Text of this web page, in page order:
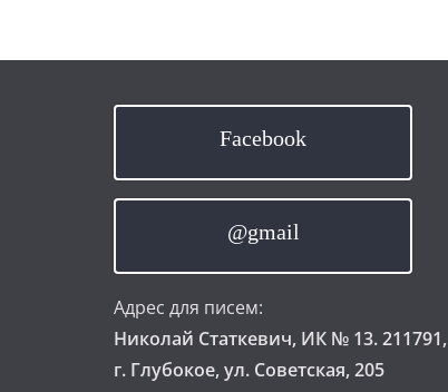
Facebook
@gmail
Адрес для писем:
Николай Статкевич, ИК № 13. 211791,
г. Глубокое, ул. Советская, 205